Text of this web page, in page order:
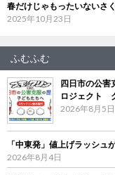
春だけじゃもったいないさ
2025年10月23日
ふむふむ
四日市の公害
ロジェクト
2026年8月5日
「中東発」値上げラッシ
2026年8月4日